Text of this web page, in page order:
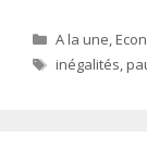
Catégories
A la une,
Étiquettes
inégalités,